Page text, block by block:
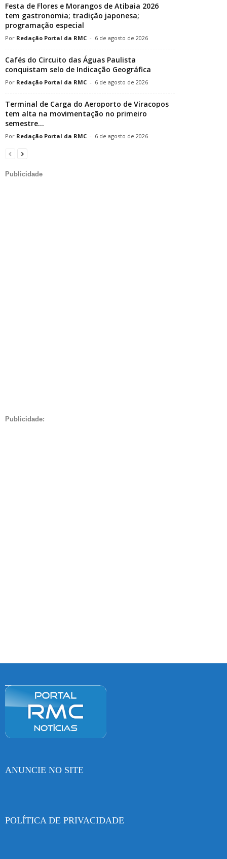
Festa de Flores e Morangos de Atibaia 2026
tem gastronomia; tradição japonesa;
programação especial
Redação Portal da RMC - 6 de agosto de 2026
Cafés do Circuito das Águas Paulista
conquistam selo de Indicação Geográfica
Redação Portal da RMC - 6 de agosto de 2026
Terminal de Carga do Aeroporto de Viracopos
tem alta na movimentação no primeiro
semestre...
Redação Portal da RMC - 6 de agosto de 2026
Publicidade
Publicidade:
ANUNCIE NO SITE
POLÍTICA DE PRIVACIDADE